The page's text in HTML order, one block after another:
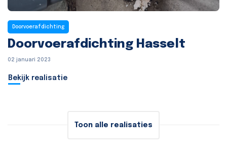
Doorvoerafdichting
Doorvoerafdichting Hasselt
02 januari 2023
Bekijk realisatie
Toon alle realisaties